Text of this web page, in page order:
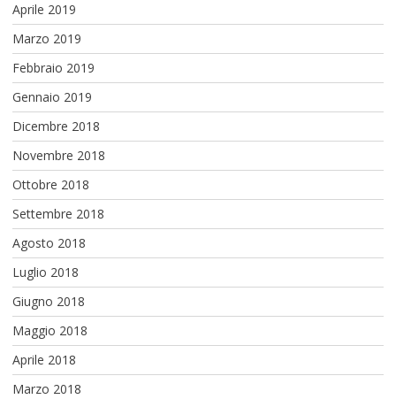
Aprile 2019
Marzo 2019
Febbraio 2019
Gennaio 2019
Dicembre 2018
Novembre 2018
Ottobre 2018
Settembre 2018
Agosto 2018
Luglio 2018
Giugno 2018
Maggio 2018
Aprile 2018
Marzo 2018